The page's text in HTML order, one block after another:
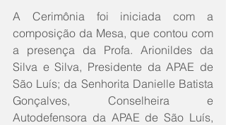
A Cerimônia foi iniciada com a
composição da Mesa, que contou com
a presença da Profa. Arionildes da
Silva e Silva, Presidente da APAE de
São Luís; da Senhorita Danielle Batista
Gonçalves, Conselheira e
Autodefensora da APAE de São Luís,